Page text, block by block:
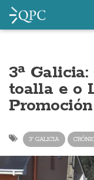
3ª
toalla e o
Promoción
3ª GALICIA